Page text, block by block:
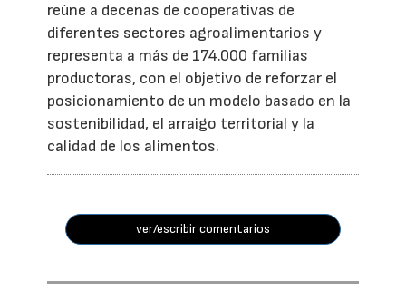
reúne a decenas de cooperativas de
diferentes sectores agroalimentarios y
representa a más de 174.000 familias
productoras, con el objetivo de reforzar el
posicionamiento de un modelo basado en la
sostenibilidad, el arraigo territorial y la
calidad de los alimentos.
ver/escribir comentarios